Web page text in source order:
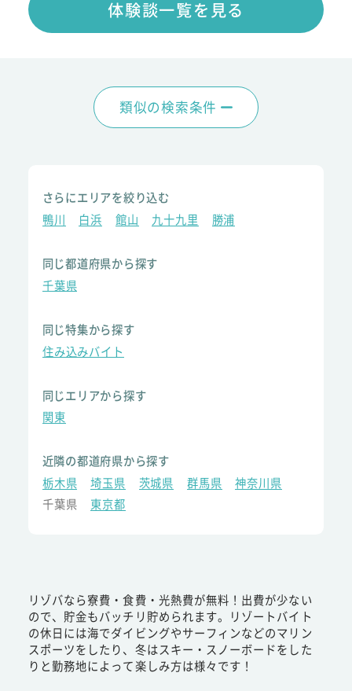
体験談一覧を見る
類似の検索条件
さらにエリアを絞り込む
鴨川
白浜 館山 九十九里 勝浦
同じ都道府県から探す
千葉県
同じ特集から探す
住み込みバイト
同じエリアから探す
関東
近隣の都道府県から探す
栃木県
埼玉県 茨城県 群馬県
神奈川県
千葉県
東京都
リゾバなら寮費・食費・光熱費が無料！出費が少ない
ので、貯金もバッチリ貯められます。リゾートバイト
の休日には海でダイビングやサーフィンなどのマリン
スポーツをしたり、冬はスキー・スノーボードをした
りと勤務地によって楽しみ方は様々です！